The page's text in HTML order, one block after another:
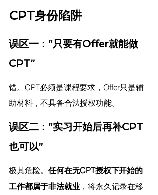
CPT身份陷阱
误区一：“只要有Offer就能做
CPT”
错。CPT必须是课程要求，Offer只是辅
助材料，不具备合法授权功能。
误区二：“实习开始后再补CPT
也可以”
极其危险。 任何在无CPT授权下开始的
工作都属于非法就业 ，将永久记录在移